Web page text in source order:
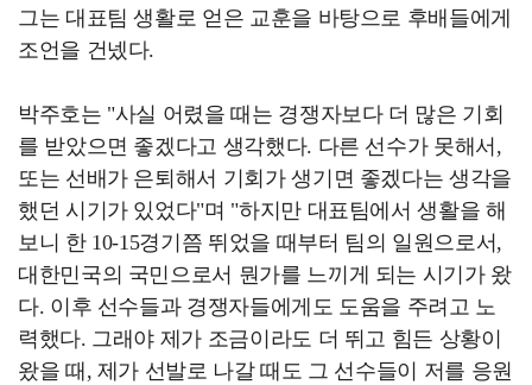
그는 대표팀 생활로 얻은 교훈을 바탕으로 후배들에게
조언을 건넸다.
박주호는 "사실 어렸을 때는 경쟁자보다 더 많은 기회
를 받았으면 좋겠다고 생각했다. 다른 선수가 못해서,
또는 선배가 은퇴해서 기회가 생기면 좋겠다는 생각을
했던 시기가 있었다"며 "하지만 대표팀에서 생활을 해
보니 한 10-15경기쯤 뛰었을 때부터 팀의 일원으로서,
대한민국의 국민으로서 뭔가를 느끼게 되는 시기가 왔
다. 이후 선수들과 경쟁자들에게도 도움을 주려고 노
력했다. 그래야 제가 조금이라도 더 뛰고 힘든 상황이
왔을 때, 제가 선발로 나갈 때도 그 선수들이 저를 응원